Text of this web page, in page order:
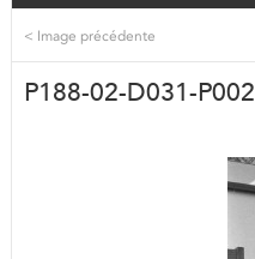
< Image précédente
P188-02-D031-P002